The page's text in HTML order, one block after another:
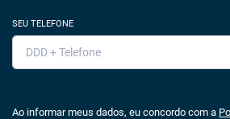
SEU TELEFONE
Ao informar meus dados, eu concordo com a